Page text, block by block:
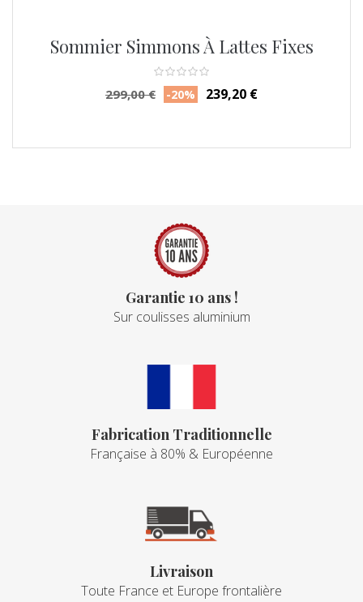
Sommier Simmons À Lattes Fixes
Prix
299,00 € -20% Prix
239,20 €
Garantie 10 ans !
Sur coulisses aluminium
Fabrication Traditionnelle
Française à 80% & Européenne
Livraison
Toute France et Europe frontalière